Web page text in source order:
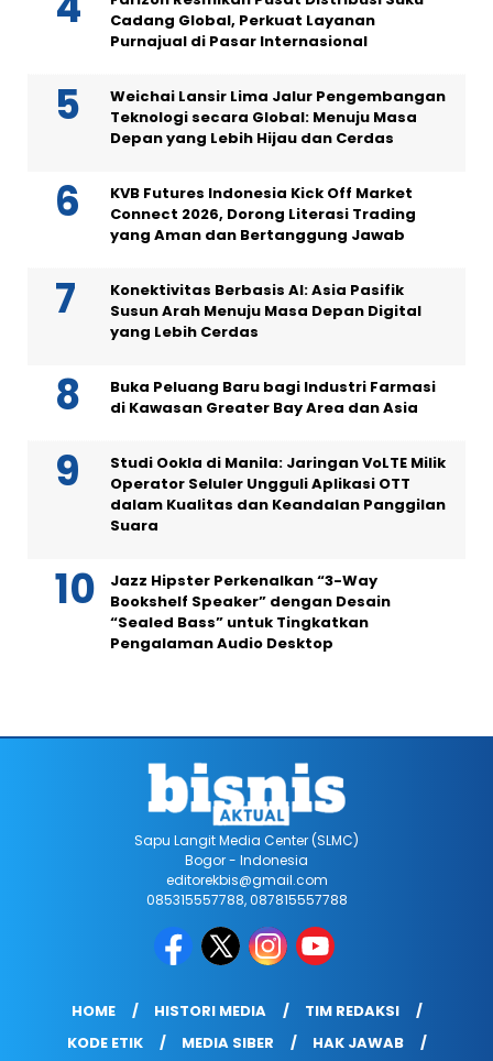
Cadang Global, Perkuat Layanan
Purnajual di Pasar Internasional
Weichai Lansir Lima Jalur Pengembangan
Teknologi secara Global: Menuju Masa
Depan yang Lebih Hijau dan Cerdas
KVB Futures Indonesia Kick Off Market
Connect 2026, Dorong Literasi Trading
yang Aman dan Bertanggung Jawab
Konektivitas Berbasis AI: Asia Pasifik
Susun Arah Menuju Masa Depan Digital
yang Lebih Cerdas
Buka Peluang Baru bagi Industri Farmasi
di Kawasan Greater Bay Area dan Asia
Studi Ookla di Manila: Jaringan VoLTE Milik
Operator Seluler Ungguli Aplikasi OTT
dalam Kualitas dan Keandalan Panggilan
Suara
Jazz Hipster Perkenalkan “3-Way
Bookshelf Speaker” dengan Desain
“Sealed Bass” untuk Tingkatkan
Pengalaman Audio Desktop
Sapu Langit Media Center (SLMC)
Bogor - Indonesia
editorekbis@gmail.com
085315557788, 087815557788
HOME HISTORI MEDIA
TIM REDAKSI
KODE ETIK
MEDIA SIBER HAK JAWAB